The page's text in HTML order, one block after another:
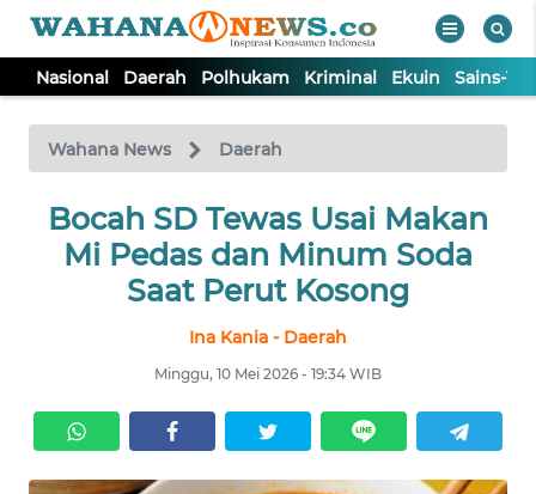
Nasional Daerah Polhukam Kriminal Ekuin Sains-
Wahana News Daerah
Bocah SD Tewas Usai Makan
Mi Pedas dan Minum Soda
Saat Perut Kosong
Ina Kania - Daerah
Minggu, 10 Mei 2026 - 19:34 WIB
TV
Tutup
NASIONAL
KRIMINAL
EKUIN